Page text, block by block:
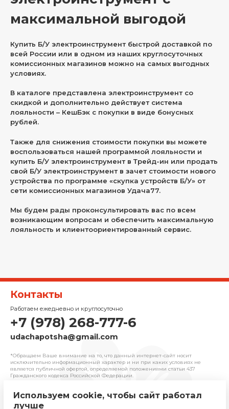
максимальной выгодой
Купить Б/У электроинструмент быстрой доставкой по
всей России или в одном из наших круглосуточных
комиссионных магазинов можно на самых выгодных
условиях.
В каталоге представлена электроинструмент со
скидкой и дополнительно действует система
лояльности – КешБэк с покупки в виде бонусных
рублей.
Также для снижения стоимости покупки вы можете
воспользоваться нашей программой лояльности и
купить Б/У электроинструмент в Трейд-ин или продать
свой Б/У электроинструмент в зачет стоимости нового
устройства по программе «скупка устройств Б/У» от
сети комиссионных магазинов Удача77.
Мы будем рады проконсультировать вас по всем
возникающим вопросам и обеспечить максимальную
лояльность и клиентоориентированный сервис.
Контакты
Работаем ежедневно и круглосуточно
+7 (978) 268-777-6
udachapotsha@gmail.com
*Обращаем Ваше внимание на то, что данный интернет-сайт носит
исключительно информационный характер и ни при каких условиях не
является публичной офертой, определяемой положениями cтатьи 437
Гражданского кодекса Российской Федерации.
© 2025 «Удача» | Франчайзинговая сеть
Используем cookie, чтобы сайт работал
лучше